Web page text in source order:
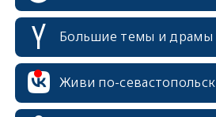
Большие темы и драмы
Живи по-